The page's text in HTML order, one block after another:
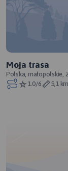
Moja trasa
Polska, małopolskie,
1.0/6
5,1 km